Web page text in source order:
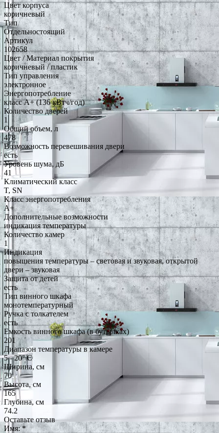
Цвет корпуса
коричневый
Тип
Отдельностоящий
Артикул
102658
Цвет / Материал покрытия
коричневый / пластик
Тип управления
электронное
Энергопотребление
класс A+ (136 кВтч/год)
Количество дверей
1
Общий объем, л
478
Возможность перевешивания двери
есть
Уровень шума, дБ
41
Климатический класс
T, SN
Класс энергопотребления
A+
Дополнительные возможности
индикация температуры
Количество камер
1
Индикация
повышения температуры – световая и звуковая, открытой
двери – звуковая
Защита от детей
есть
Тип винного шкафа
монотемпературный
Ручка с толкателем
есть
Емкость винного шкафа (в бутылках)
201
Диапазон температуры в камере
5 - 20° С
Ширина, см
70
Высота, см
165
Глубина, см
74.2
Оставьте отзыв
Имя:*